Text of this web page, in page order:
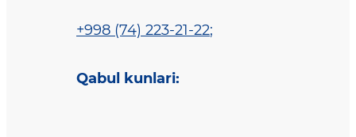
+998 (74) 223-21-22;
Qabul kunlari: